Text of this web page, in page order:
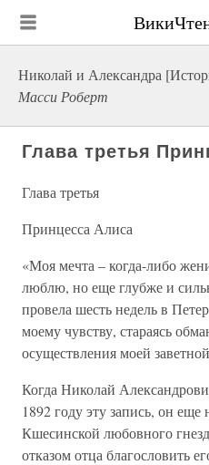
Николай и Александра
Масси Роберт
Глава третья
Глава третья
Принцесса Алиса
«Моя мечта – когда-либо
люблю, но еще глубже и
провела шесть недель в
моему чувству, стараясь
осуществления моей
Когда Николай
1892 году эту запись, он
Кшесинской любовного
отказом отца благословить